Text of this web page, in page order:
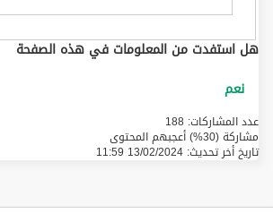
هل استفدت من المعلومات في هذه الصفحة
عدد المشاركات: 188
مشاركة (30%) أعجبهم المحتوى
تاريخ أخر تحديث: 13/02/2024 11:59